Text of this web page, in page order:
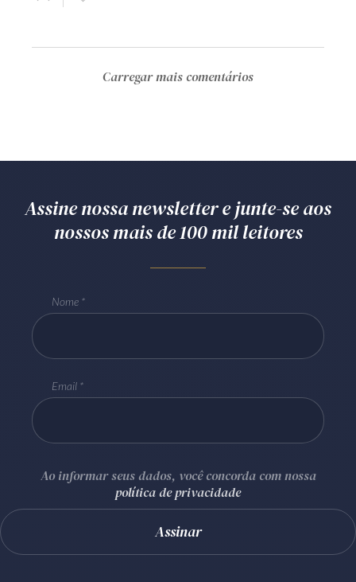
Carregar mais comentários
Assine nossa newsletter e junte-se aos
nossos mais de 100 mil leitores
Nome
Email
Ao informar seus dados, você concorda com nossa
política de privacidade